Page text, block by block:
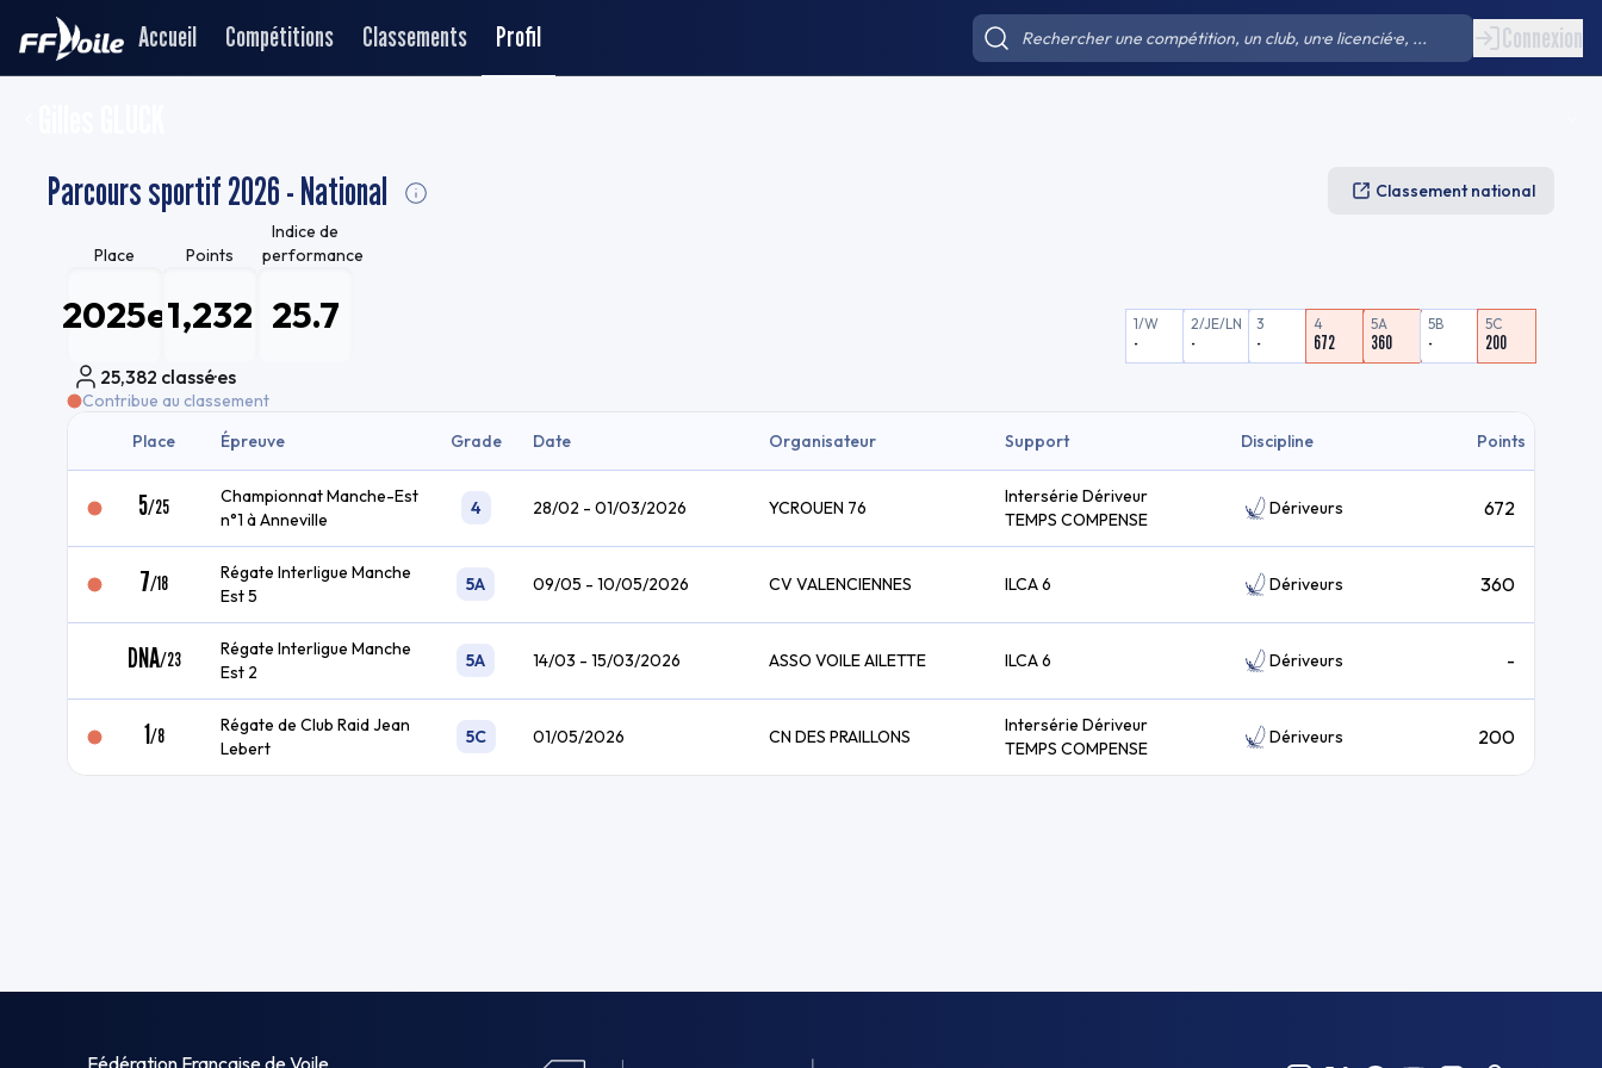
Accueil Compétitions Classements Profil Connexion
Parcours sportif 2026 - National
Classement national
Place
2025e
Points
1,232
Indice de
performance
25.7 1/W
-
2/JE/LN
-
3
-
4
672
5A
360
5B
-
5C
200
25,382 classé·es
Contribue au classement
Place
Épreuve Grade Date Organisateur Support Discipline Points
5/25
Championnat Manche-Est
n°1 à Anneville
4 28/02 - 01/03/2026 YCROUEN 76
Intersérie Dériveur
TEMPS COMPENSE
Dériveurs 672
7/18
Régate Interligue Manche
Est 5
5A 09/05 - 10/05/2026 CV VALENCIENNES ILCA 6 Dériveurs 360
DNA/23
Régate Interligue Manche
Est 2
5A 14/03 - 15/03/2026 ASSO VOILE AILETTE ILCA 6 Dériveurs -
1/8
Régate de Club Raid Jean
Lebert
5C 01/05/2026 CN DES PRAILLONS
Intersérie Dériveur
TEMPS COMPENSE
Dériveurs 200
Fédération Française de Voile